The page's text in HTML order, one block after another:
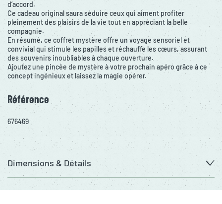
d’accord.
Ce cadeau original saura séduire ceux qui aiment profiter
pleinement des plaisirs de la vie tout en appréciant la belle
compagnie.
En résumé, ce coffret mystère offre un voyage sensoriel et
convivial qui stimule les papilles et réchauffe les cœurs, assurant
des souvenirs inoubliables à chaque ouverture.
Ajoutez une pincée de mystère à votre prochain apéro grâce à ce
concept ingénieux et laissez la magie opérer.
Référence
676469
Dimensions & Détails